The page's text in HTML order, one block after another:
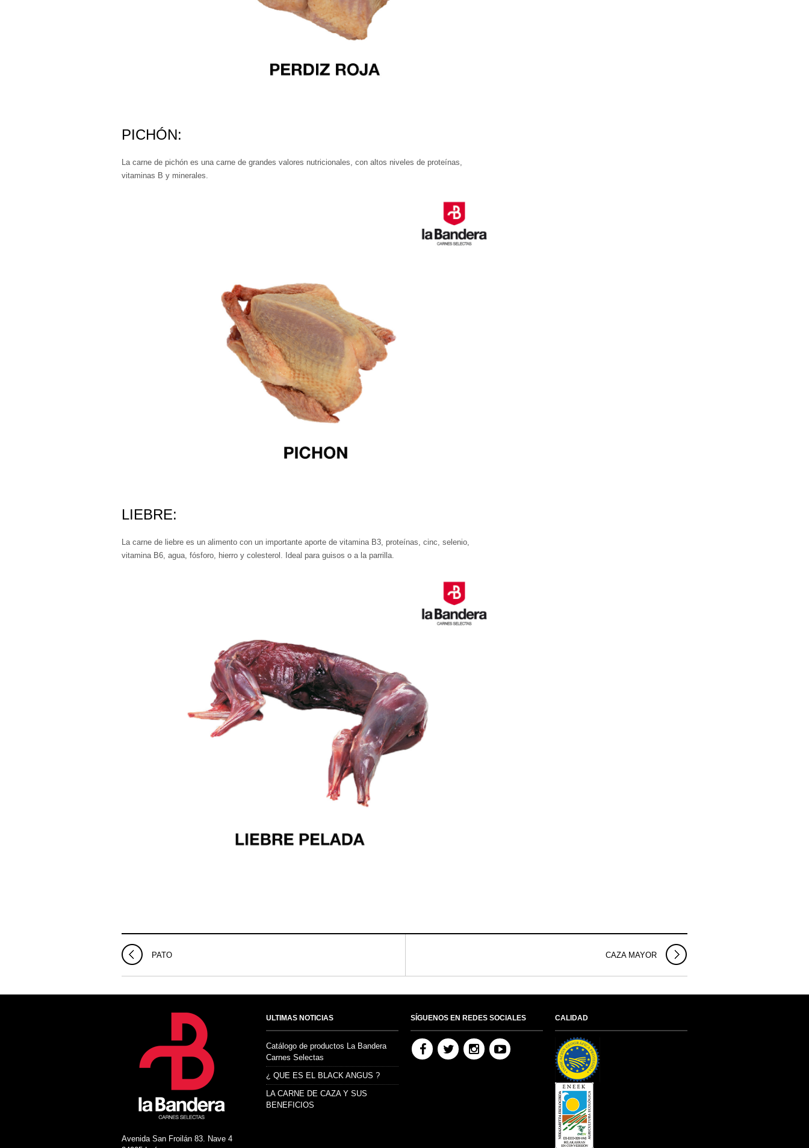
PICHÓN:
La carne de pichón es una carne de grandes valores nutricionales, con altos niveles de proteínas,
vitaminas B y minerales.
LIEBRE:
La carne de liebre es un alimento con un importante aporte de vitamina B3, proteínas, cinc, selenio,
vitamina B6, agua, fósforo, hierro y colesterol. Ideal para guisos o a la parrilla.
PATO CAZA MAYOR
Avenida San Froilán 83. Nave 4
ULTIMAS NOTICIAS
Catálogo de productos La Bandera
Carnes Selectas
¿ QUE ES EL BLACK ANGUS ?
LA CARNE DE CAZA Y SUS
BENEFICIOS
SÍGUENOS EN REDES SOCIALES CALIDAD